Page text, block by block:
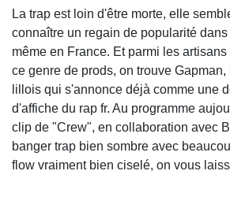
La trap est loin d'être morte, elle
connaître un regain de popularité
même en France. Et parmi les
ce genre de prods, on trouve
lillois qui s'annonce déjà comme une
d'affiche du rap fr. Au programme
clip de "Crew", en collaboration avec
banger trap bien sombre avec
flow vraiment bien ciselé, on vous